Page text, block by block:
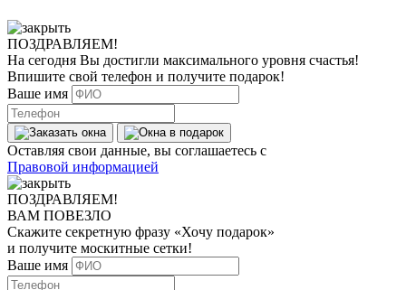
ПОЗДРАВЛЯЕМ!
На сегодня Вы достигли максимального уровня счастья!
Впишите свой телефон и получите подарок!
Ваше имя
Оставляя свои данные, вы соглашаетесь с
Правовой информацией
ПОЗДРАВЛЯЕМ!
ВАМ ПОВЕЗЛО
Скажите секретную фразу «Хочу подарок»
и получите москитные сетки!
Ваше имя